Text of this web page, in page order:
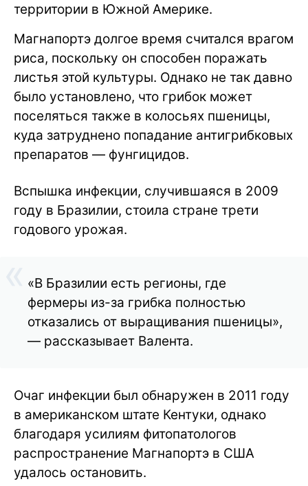
территории в Южной Америке.
Магнапортэ долгое время считался врагом
риса, поскольку он способен поражать
листья этой культуры. Однако не так давно
было установлено, что грибок может
поселяться также в колосьях пшеницы,
куда затруднено попадание антигрибковых
препаратов — фунгицидов.
Вспышка инфекции, случившаяся в 2009
году в Бразилии, стоила стране трети
годового урожая.
«В Бразилии есть регионы, где
фермеры из-за грибка полностью
отказались от выращивания пшеницы»,
— рассказывает Валента.
Очаг инфекции был обнаружен в 2011 году
в американском штате Кентуки, однако
благодаря усилиям фитопатологов
распространение Магнапортэ в США
удалось остановить.